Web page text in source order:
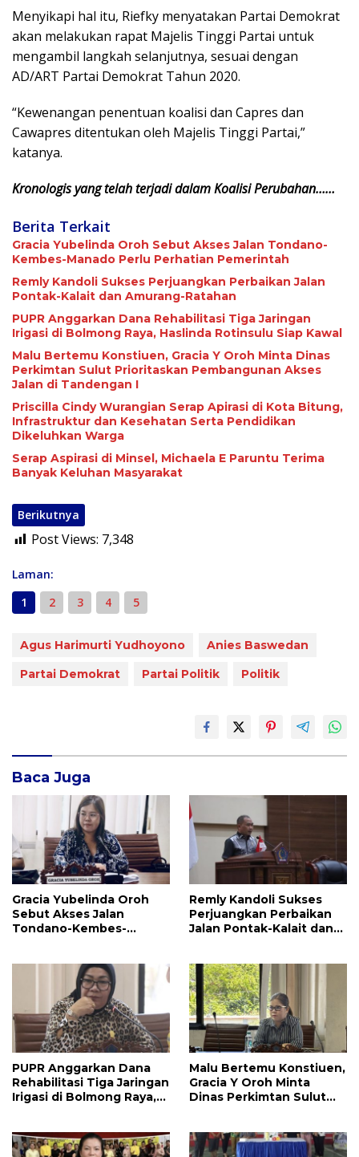
Menyikapi hal itu, Riefky menyatakan Partai Demokrat
akan melakukan rapat Majelis Tinggi Partai untuk
mengambil langkah selanjutnya, sesuai dengan
AD/ART Partai Demokrat Tahun 2020.
“Kewenangan penentuan koalisi dan Capres dan
Cawapres ditentukan oleh Majelis Tinggi Partai,”
katanya.
Kronologis yang telah terjadi dalam Koalisi Perubahan……
Berita Terkait
Gracia Yubelinda Oroh Sebut Akses Jalan Tondano-
Kembes-Manado Perlu Perhatian Pemerintah
Remly Kandoli Sukses Perjuangkan Perbaikan Jalan
Pontak-Kalait dan Amurang-Ratahan
PUPR Anggarkan Dana Rehabilitasi Tiga Jaringan
Irigasi di Bolmong Raya, Haslinda Rotinsulu Siap Kawal
Malu Bertemu Konstiuen, Gracia Y Oroh Minta Dinas
Perkimtan Sulut Prioritaskan Pembangunan Akses
Jalan di Tandengan I
Priscilla Cindy Wurangian Serap Apirasi di Kota Bitung,
Infrastruktur dan Kesehatan Serta Pendidikan
Dikeluhkan Warga
Serap Aspirasi di Minsel, Michaela E Paruntu Terima
Banyak Keluhan Masyarakat
Berikutnya
Post Views: 7,348
Laman:
1
2 3 4 5
Agus Harimurti Yudhoyono
Anies Baswedan
Partai Demokrat
Partai Politik Politik
Baca Juga
Gracia Yubelinda Oroh
Sebut Akses Jalan
Tondano-Kembes-
Remly Kandoli Sukses
Perjuangkan Perbaikan
Jalan Pontak-Kalait dan
PUPR Anggarkan Dana
Rehabilitasi Tiga Jaringan
Irigasi di Bolmong Raya,
Malu Bertemu Konstiuen,
Gracia Y Oroh Minta
Dinas Perkimtan Sulut
Jalan di Tandengan I